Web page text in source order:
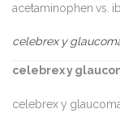
acetaminophen vs.
celebrex y
celebrex y
celebrex y